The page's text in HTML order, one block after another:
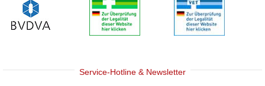
Service-Hotline & Newsletter